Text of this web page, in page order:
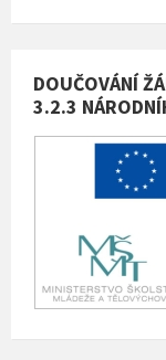
DOUČOVÁNÍ
3.2.3